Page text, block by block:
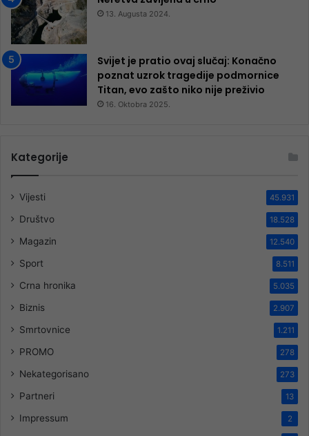
13. Augusta 2024.
Svijet je pratio ovaj slučaj: Konačno
poznat uzrok tragedije podmornice
Titan, evo zašto niko nije preživio
16. Oktobra 2025.
Kategorije
Vijesti 45.931
Društvo 18.528
Magazin 12.540
Sport 8.511
Crna hronika 5.035
Biznis 2.907
Smrtovnice 1.211
PROMO 278
Nekategorisano 273
Partneri 13
Impressum 2